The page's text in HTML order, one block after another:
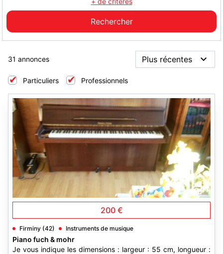
31 annonces
Particuliers Professionnels
1
200 €
Firminy (42) Instruments de musique
Piano fuch & mohr
Je vous indique les dimensions : largeur : 55 cm, longueur :